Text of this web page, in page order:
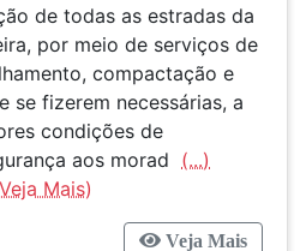
de todas as estradas da
por meio de serviços de
compactação e
se fizerem necessárias, a
condições de
aos morad (...)
Veja Mais